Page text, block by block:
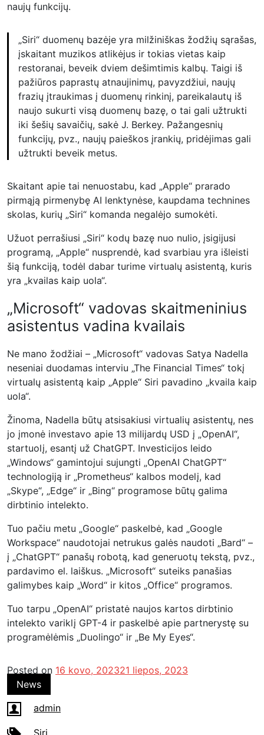
naujų funkcijų.
„Siri“ duomenų bazėje yra milžiniškas žodžių sąrašas,
įskaitant muzikos atlikėjus ir tokias vietas kaip
restoranai, beveik dviem dešimtimis kalbų. Taigi iš
pažiūros paprastų atnaujinimų, pavyzdžiui, naujų
frazių įtraukimas į duomenų rinkinį, pareikalautų iš
naujo sukurti visą duomenų bazę, o tai gali užtrukti
iki šešių savaičių, sakė J. Berkey. Pažangesnių
funkcijų, pvz., naujų paieškos įrankių, pridėjimas gali
užtrukti beveik metus.
Skaitant apie tai nenuostabu, kad „Apple“ prarado
pirmąją pirmenybę AI lenktynėse, kaupdama technines
skolas, kurių „Siri“ komanda negalėjo sumokėti.
Užuot perrašiusi „Siri“ kodų bazę nuo nulio, įsigijusi
programą, „Apple“ nusprendė, kad svarbiau yra išleisti
šią funkciją, todėl dabar turime virtualų asistentą, kuris
yra „kvailas kaip uola“.
„Microsoft“ vadovas skaitmeninius
asistentus vadina kvailais
Ne mano žodžiai – „Microsoft“ vadovas Satya Nadella
neseniai duodamas interviu „The Financial Times“ tokį
virtualų asistentą kaip „Apple“ Siri pavadino „kvaila kaip
uola“.
Žinoma, Nadella būtų atsisakiusi virtualių asistentų, nes
jo įmonė investavo apie 13 milijardų USD į „OpenAI“,
startuolį, esantį už ChatGPT. Investicijos leido
„Windows“ gamintojui sujungti „OpenAI ChatGPT“
technologiją ir „Prometheus“ kalbos modelį, kad
„Skype“, „Edge“ ir „Bing“ programose būtų galima
dirbtinio intelekto.
Tuo pačiu metu „Google“ paskelbė, kad „Google
Workspace“ naudotojai netrukus galės naudoti „Bard“ –
į „ChatGPT“ panašų robotą, kad generuotų tekstą, pvz.,
pardavimo el. laiškus. „Microsoft“ suteiks panašias
galimybes kaip „Word“ ir kitos „Office“ programos.
Tuo tarpu „OpenAI“ pristatė naujos kartos dirbtinio
intelekto variklį GPT-4 ir paskelbė apie partnerystę su
programėlėmis „Duolingo“ ir „Be My Eyes“.
Posted on 16 kovo, 202321 liepos, 2023
News
admin
Siri